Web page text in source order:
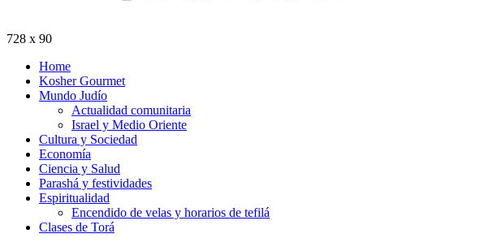
728 x 90
Home
Kosher Gourmet
Mundo Judío
Actualidad comunitaria
Israel y Medio Oriente
Cultura y Sociedad
Economía
Ciencia y Salud
Parashá y festividades
Espiritualidad
Encendido de velas y horarios de tefilá
Clases de Torá